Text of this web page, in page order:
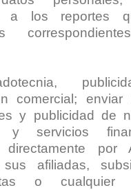
a los reportes
comercial; enviar
y publicidad de
y servicios
directamente por
sus afiliadas,
o cualquier